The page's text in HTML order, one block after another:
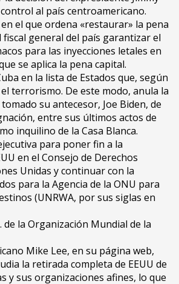
al país centroamericano.
el que ordena «restaurar» la pena
fiscal general del país garantizar el
para las inyecciones letales en
se aplica la pena capital.
en la lista de Estados que, según
terrorismo. De este modo, anula la
su antecesor, Joe Biden, de
entre sus últimos actos de
inquilino de la Casa Blanca.
para poner fin a la
en el Consejo de Derechos
Unidas y continuar con la
para la Agencia de la ONU para
(UNRWA, por sus siglas en
de la Organización Mundial de la
Mike Lee, en su página web,
la retirada completa de EEUU de
y sus organizaciones afines, lo que